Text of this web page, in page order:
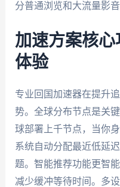
分普通浏览和大流量影
加速方案核
体验
专业回国加速器在提升
势。全球分布节点是关
球部署上千节点，当你
系统自动分配最近低延
题。智能推荐功能更智
减少缓冲等待时间。多